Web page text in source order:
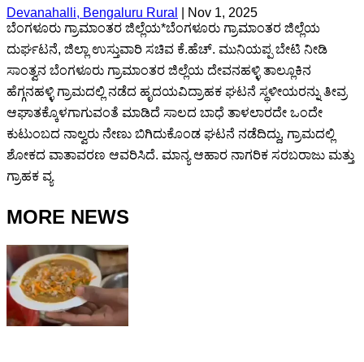
Devanahalli, Bengaluru Rural
Nov 1, 2025
ಬೆಂಗಳೂರು ಗ್ರಾಮಾಂತರ ಜಿಲ್ಲೆಯ*ಬೆಂಗಳೂರು ಗ್ರಾಮಾಂತರ ಜಿಲ್ಲೆಯ
ದುರ್ಘಟನೆ, ಜಿಲ್ಲಾ ಉಸ್ತುವಾರಿ ಸಚಿವ ಕೆ.ಹೆಚ್. ಮುನಿಯಪ್ಪ ಬೇಟಿ ನೀಡಿ
ಸಾಂತ್ವನ ಬೆಂಗಳೂರು ಗ್ರಾಮಾಂತರ ಜಿಲ್ಲೆಯ ದೇವನಹಳ್ಳಿ ತಾಲ್ಲೂಕಿನ
ಹೆಗ್ಗನಹಳ್ಳಿ ಗ್ರಾಮದಲ್ಲಿ ನಡೆದ ಹೃದಯವಿದ್ರಾಹಕ ಘಟನೆ ಸ್ಥಳೀಯರನ್ನು ತೀವ್ರ
ಆಘಾತಕ್ಕೊಳಗಾಗುವಂತೆ ಮಾಡಿದೆ ಸಾಲದ ಬಾಧೆ ತಾಳಲಾರದೇ ಒಂದೇ
ಕುಟುಂಬದ ನಾಲ್ವರು ನೇಣು ಬಿಗಿದುಕೊಂಡ ಘಟನೆ ನಡೆದಿದ್ದು, ಗ್ರಾಮದಲ್ಲಿ
ಶೋಕದ ವಾತಾವರಣ ಆವರಿಸಿದೆ. ಮಾನ್ಯ ಆಹಾರ ನಾಗರಿಕ ಸರಬರಾಜು ‌ಮತ್ತು
ಗ್ರಾಹಕ ವ್ಯ
MORE NEWS